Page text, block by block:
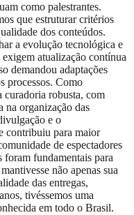
como palestrantes.
que estruturar critérios
dos conteúdos.
a evolução tecnológica e
atualização contínua
demandou adaptações
processos. Como
curadoria robusta, com
na organização das
e o
contribuiu para maior
de espectadores
foram fundamentais para
mantivesse não apenas sua
das entregas,
tivéssemos uma
em todo o Brasil.